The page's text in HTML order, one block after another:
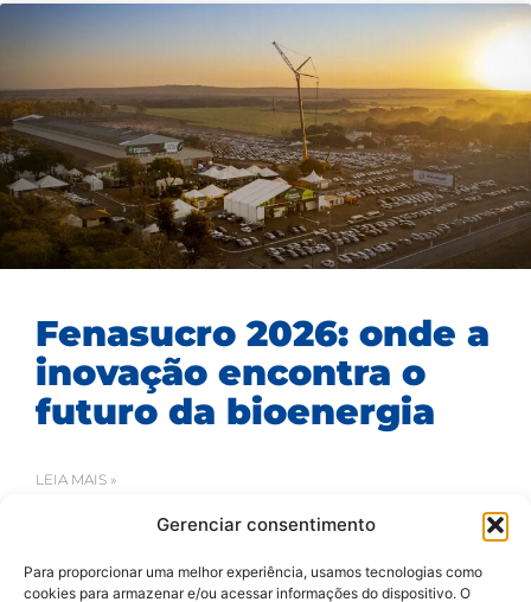
Gerenciar consentimento
Para proporcionar uma melhor experiência, usamos tecnologias como
cookies para armazenar e/ou acessar informações do dispositivo. O
Fenasucro 2026: onde a
inovação encontra o
futuro da bioenergia
LEIA MAIS »